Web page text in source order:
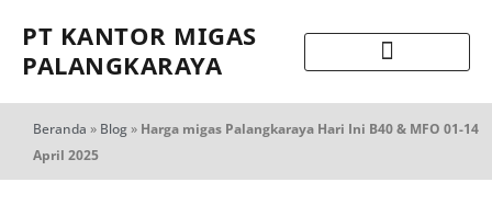
PT KANTOR MIGAS
PALANGKARAYA
Beranda » Blog» Harga migas Palangkaraya Hari Ini B40 & MFO 01-14
April 2025